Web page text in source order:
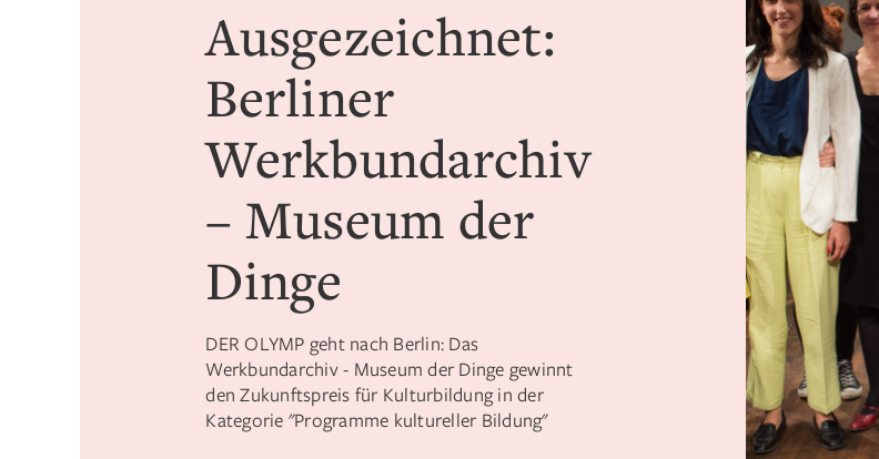
Ausgezeichnet:
Berliner
Werkbundarchiv
– Museum der
Dinge
DER OLYMP geht nach Berlin: Das
Werkbundarchiv - Museum der Dinge gewinnt
den Zukunftspreis für Kulturbildung in der
Kategorie "Programme kultureller Bildung"